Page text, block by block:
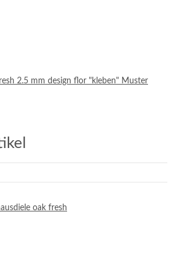
2.5 mm design flor "kleben" Muster